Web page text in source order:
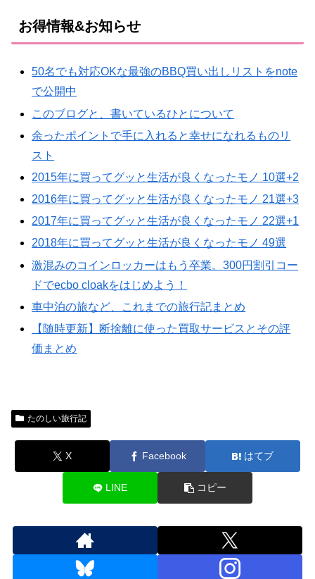
お得情報&お知らせ
50名でも対応OKな最強のBBQ買い出しリストをnote
で公開中
このブログと、書いているひとについて
余ったポイントで手に入れると幸せになれるものリ
スト
2015年に買ってグッと生活が良くなったモノ 10選+2
2016年に買ってグッと生活が良くなったモノ 21選+3
2017年に買ってグッと生活が良くなったモノ 22選+1
2018年に買ってグッと生活が良くなったモノ 49選
激混みのコインロッカーはもう卒業。300円割引コー
ドでecbo cloakをはじめよう！
車中泊の旅など、これまでの旅行記まとめ
【随時更新】断捨離に使った買取サービスとその評
価まとめ
たのしい旅行記
X Facebook はてブ
LINE コピー